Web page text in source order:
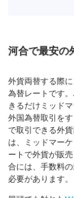
河合で最安の
外貨両替する際
為替レートです
きるだけミッド
外国為替取引を
で取引できる外
は、ミッドマー
ートで外貨が販
合には、手数料
必要があります。